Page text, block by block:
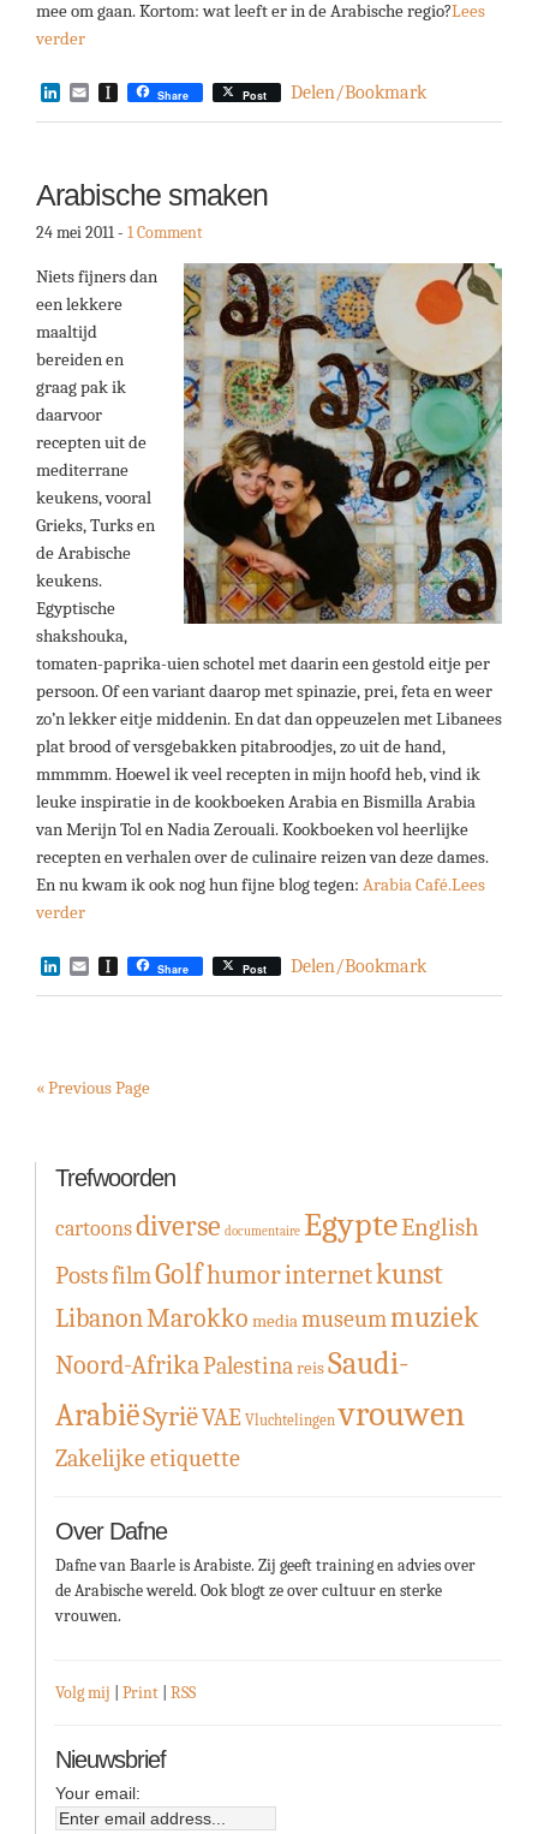
mee om gaan. Kortom: wat leeft er in de Arabische regio?Lees
verder
LinkedIn
EmailInstapaper
Share Post Delen/Bookmark
Arabische smaken
24 mei 2011- 1 Comment
Niets fijners dan
een lekkere
maaltijd
bereiden en
graag pak ik
daarvoor
recepten uit de
mediterrane
keukens, vooral
Grieks, Turks en
de Arabische
keukens.
Egyptische
shakshouka,
tomaten-paprika-uien schotel met daarin een gestold eitje per
persoon. Of een variant daarop met spinazie, prei, feta en weer
zo’n lekker eitje middenin. En dat dan oppeuzelen met Libanees
plat brood of versgebakken pitabroodjes, zo uit de hand,
mmmmm. Hoewel ik veel recepten in mijn hoofd heb, vind ik
leuke inspiratie in de kookboeken Arabia en Bismilla Arabia
van Merijn Tol en Nadia Zerouali. Kookboeken vol heerlijke
recepten en verhalen over de culinaire reizen van deze dames.
En nu kwam ik ook nog hun fijne blog tegen: Arabia Café.Lees
verder
LinkedIn
EmailInstapaper
Share Post Delen/Bookmark
« Previous Page
Trefwoorden
cartoonsdiverse documentaire EgypteEnglish
PostsfilmGolfhumorinternetkunst
LibanonMarokko mediamuseummuziek
Noord-AfrikaPalestinareisSaudi-
ArabiëSyriëVAE Vluchtelingen vrouwen
Zakelijke etiquette
Over Dafne
Dafne van Baarle is Arabiste. Zij geeft training en advies over
de Arabische wereld. Ook blogt ze over cultuur en sterke
vrouwen.
Volg mij Print RSS
Nieuwsbrief
Your email: